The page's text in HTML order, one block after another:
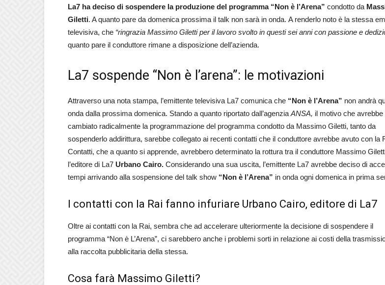
La7 ha deciso di sospendere la produzione del programma “Non è l’Arena” condotto da
Giletti. A quanto pare da domenica prossima il talk non sarà in onda. A renderlo noto è la stessa
televisiva, che “ringrazia Massimo Giletti per il lavoro svolto in questi sei anni con passione e
quanto pare il conduttore rimane a disposizione dell’azienda.
La7 sospende “Non è l’arena”: le motivazioni
Attraverso una nota stampa, l’emittente televisiva La7 comunica che “Non è l’Arena” non andrà
onda dalla prossima domenica. Stando a quanto riportato dall’agenzia ANSA, il motivo che avrebbe
cambiato radicalmente la programmazione del programma condotto da Massimo Giletti, tanto da
sospenderlo addirittura, sarebbe collegato ai recenti contatti che il conduttore avrebbe avuto con la
Contatti, che a quanto si apprende, avrebbero determinato la rottura tra il conduttore Massimo
l’editore di La7 Urbano Cairo. Considerando una sua uscita, l’emittente La7 avrebbe deciso di
tempi arrivando alla sospensione del talk show “Non è l’Arena” in onda ogni domenica in prima
I contatti con la Rai fanno infuriare Urbano Cairo, editore di La7
Oltre ai contatti con la Rai, sembra che ad accelerare ulteriormente la decisione di sospendere il
programma “Non è L’Arena”, ci sarebbero anche i problemi sorti in relazione ai costi della
alla raccolta pubblicitaria della stessa.
Cosa farà Massimo Giletti?